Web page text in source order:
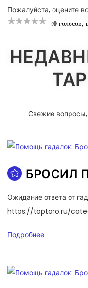
Пожалуйста, оцените
(0 голосов,
Свежие вопросы,
БРОСИЛ
Ожидание ответа от
https://toptaro.ru/
Подробнее